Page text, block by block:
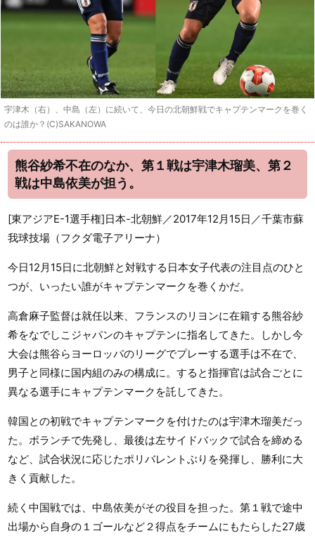
宇津木（右）、中島（左）に続いて、今日の北朝鮮戦でキャプテンマークを巻く
のは誰か？(C)SAKANOWA
熊谷紗希不在のなか、第１戦は宇津木瑠美、第２
戦は中島依美が担う。
[東アジアE-1選手権]日本-北朝鮮／2017年12月15日／千葉市蘇
我球技場（フクダ電子アリーナ）
今日12月15日に北朝鮮と対戦する日本女子代表の注目点のひと
つが、いったい誰がキャプテンマークを巻くかだ。
高倉麻子監督は就任以来、フランスのリヨンに在籍する熊谷紗
希をなでしこジャパンのキャプテンに指名してきた。しかし今
大会は熊谷らヨーロッパのリーグでプレーする選手は不在で、
男子と同様に国内組のみの構成に。すると指揮官は試合ごとに
異なる選手にキャプテンマークを託してきた。
韓国との初戦でキャプテンマークを付けたのは宇津木瑠美だっ
た。ボランチで先発し、最後は左サイドバックで試合を締める
など、試合状況に応じたポリバレントぶりを発揮し、勝利に大
きく貢献した。
続く中国戦では、中島依美がその役目を担った。第１戦で途中
出場から自身の１ゴールなど２得点をチームにもたらした27歳